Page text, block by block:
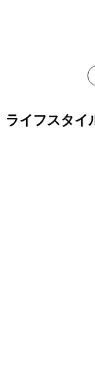
ライフスタイ